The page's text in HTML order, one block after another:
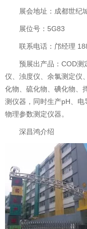
展会地址：成都世纪
展位号：5G83
联系电话：邝经理
预展出产品：COD测
仪、浊度仪、余氯测定仪
化物、硫化物、碘化物、
测仪器，同时生产pH、
物理参数测定仪器。
深昌鸿介绍